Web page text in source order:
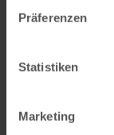
Präferenzen
Statistiken
Marketing